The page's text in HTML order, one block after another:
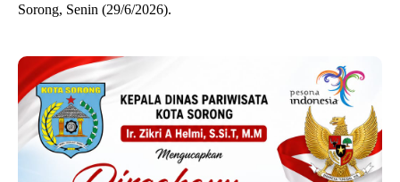
Sorong, Senin (29/6/2026).